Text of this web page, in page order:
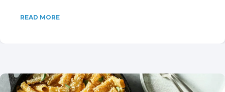
READ MORE